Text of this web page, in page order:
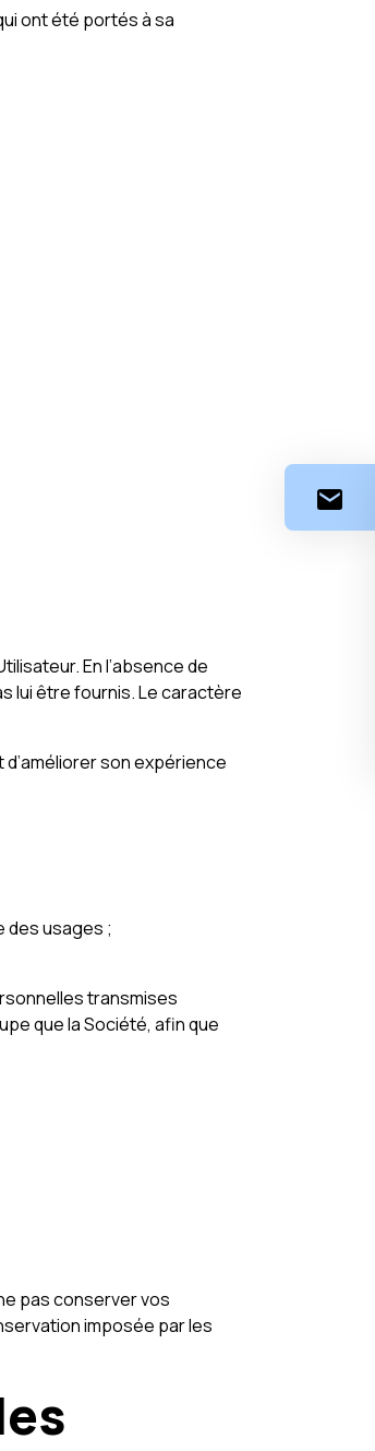
ont été portés à sa
En l’absence de
lui être fournis. Le caractère
son expérience
des usages ;
transmises
que la Société, afin que
pas conserver vos
imposée par les